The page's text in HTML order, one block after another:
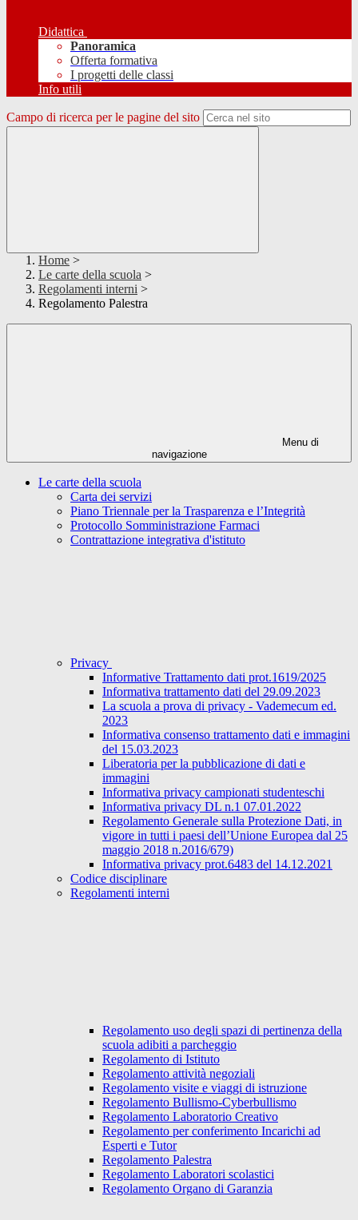
Didattica
Panoramica
Offerta formativa
I progetti delle classi
Info utili
Campo di ricerca per le pagine del sito
Home >
Le carte della scuola >
Regolamenti interni >
Regolamento Palestra
Menu di
navigazione
Le carte della scuola
Carta dei servizi
Piano Triennale per la Trasparenza e l’Integrità
Protocollo Somministrazione Farmaci
Contrattazione integrativa d'istituto
Privacy
Informative Trattamento dati prot.1619/2025
Informativa trattamento dati del 29.09.2023
La scuola a prova di privacy - Vademecum ed.
2023
Informativa consenso trattamento dati e immagini
del 15.03.2023
Liberatoria per la pubblicazione di dati e
immagini
Informativa privacy campionati studenteschi
Informativa privacy DL n.1 07.01.2022
Regolamento Generale sulla Protezione Dati, in
vigore in tutti i paesi dell’Unione Europea dal 25
maggio 2018 n.2016/679)
Informativa privacy prot.6483 del 14.12.2021
Codice disciplinare
Regolamenti interni
Regolamento uso degli spazi di pertinenza della
scuola adibiti a parcheggio
Regolamento di Istituto
Regolamento attività negoziali
Regolamento visite e viaggi di istruzione
Regolamento Bullismo-Cyberbullismo
Regolamento Laboratorio Creativo
Regolamento per conferimento Incarichi ad
Esperti e Tutor
Regolamento Palestra
Regolamento Laboratori scolastici
Regolamento Organo di Garanzia